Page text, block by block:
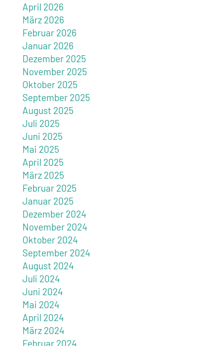
April 2026
März 2026
Februar 2026
Januar 2026
Dezember 2025
November 2025
Oktober 2025
September 2025
August 2025
Juli 2025
Juni 2025
Mai 2025
April 2025
März 2025
Februar 2025
Januar 2025
Dezember 2024
November 2024
Oktober 2024
September 2024
August 2024
Juli 2024
Juni 2024
Mai 2024
April 2024
März 2024
Februar 2024